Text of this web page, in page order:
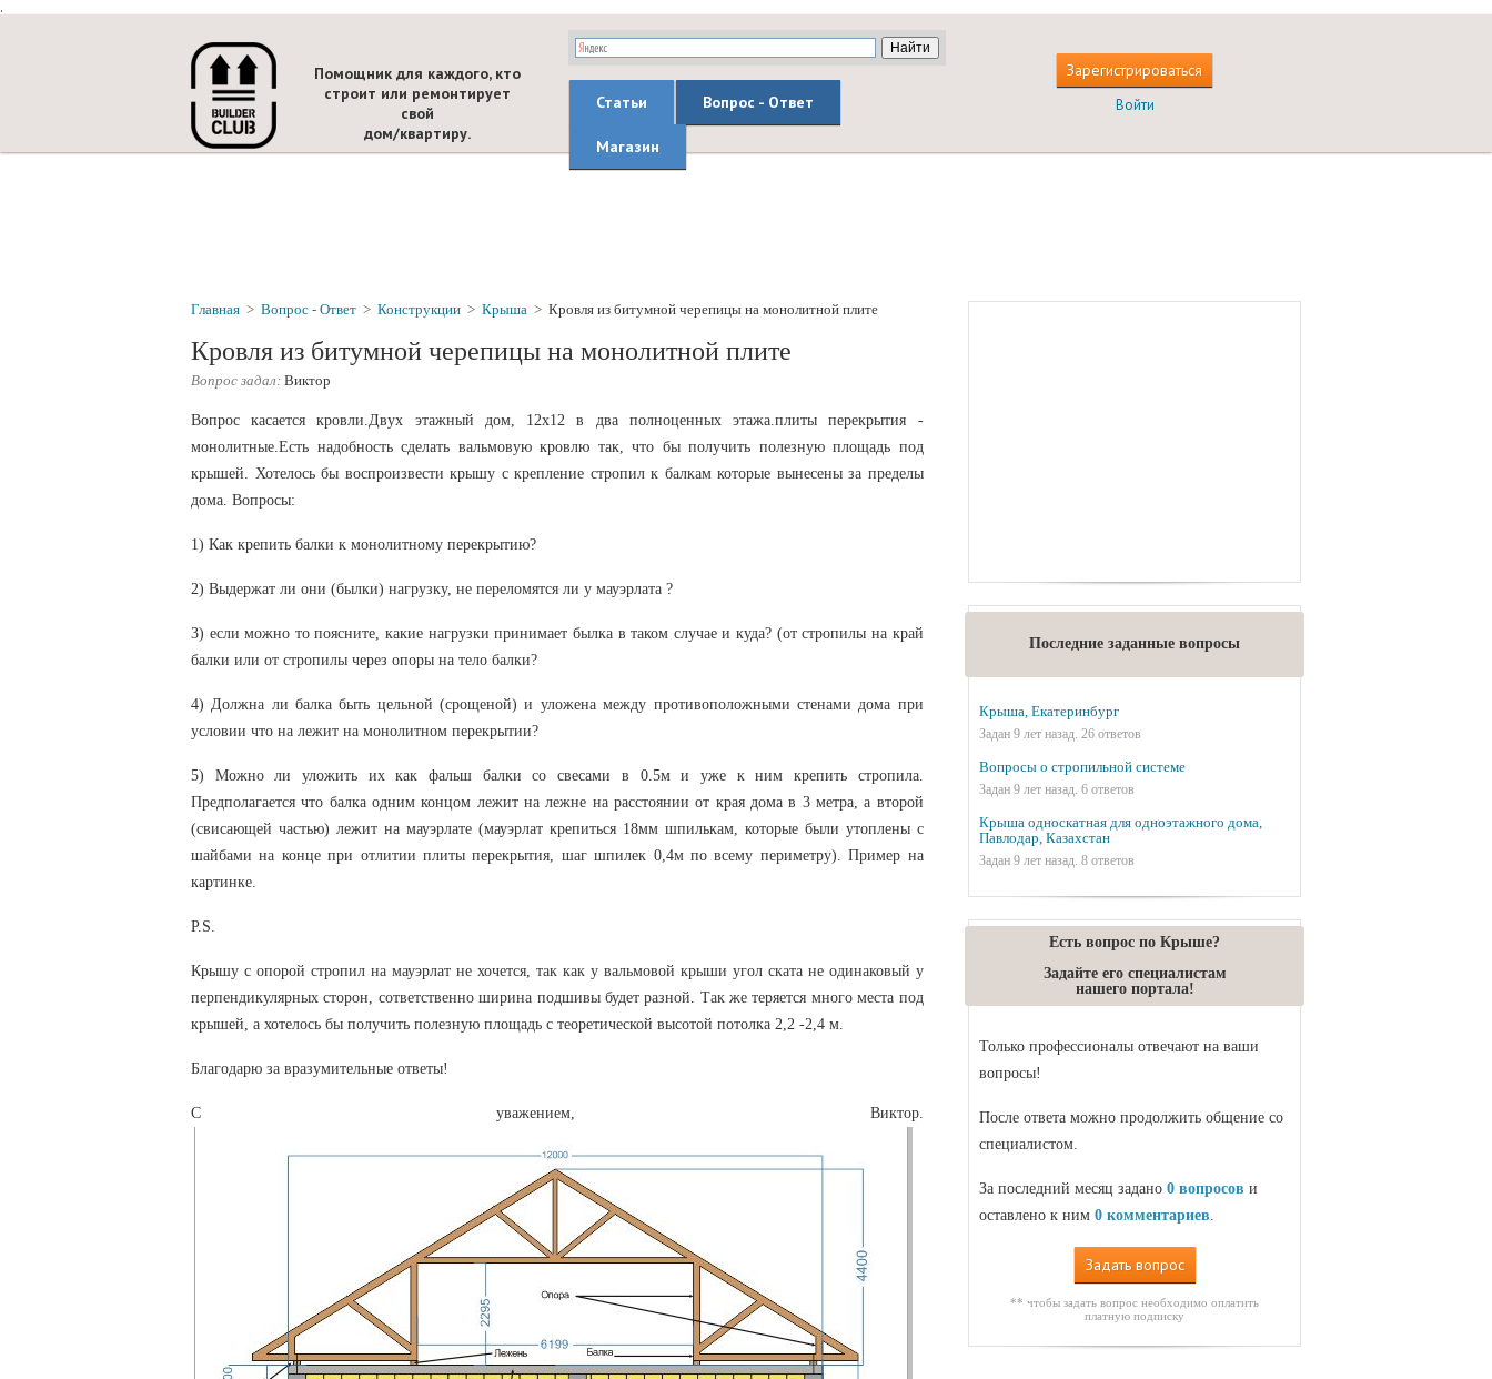
.
Зарегистрироваться
Войти
Помощник для каждого, кто
строит или ремонтирует
свой
дом/квартиру.
Статьи Вопрос - Ответ
Магазин
Последние заданные вопросы
Крыша, Екатеринбург
Задан 9 лет назад. 26 ответов
Вопросы о стропильной системе
Задан 9 лет назад. 6 ответов
Крыша односкатная для одноэтажного дома,
Павлодар, Казахстан
Задан 9 лет назад. 8 ответов
Есть вопрос по Крыше?
Задайте его специалистам
нашего портала!
Только профессионалы отвечают на ваши
вопросы!
После ответа можно продолжить общение со
специалистом.
За последний месяц задано 0 вопросов и
оставлено к ним 0 комментариев
Задать вопрос
** чтобы задать вопрос необходимо оплатить
платную подписку
Главная > Вопрос - Ответ > Конструкции > Крыша > Кровля из битумной черепицы на монолитной плите
Кровля из битумной черепицы на монолитной плите
Вопрос задал: Виктор
Вопрос касается кровли.Двух этажный дом, 12x12 в два полноценных этажа.плиты перекрытия -
монолитные.Есть надобность сделать вальмовую кровлю так, что бы получить полезную площадь под
крышей. Хотелось бы воспроизвести крышу с крепление стропил к балкам которые вынесены за пределы
дома. Вопросы:
1) Как крепить балки к монолитному перекрытию?
2) Выдержат ли они (былки) нагрузку, не переломятся ли у мауэрлата ?
3) если можно то поясните, какие нагрузки принимает былка в таком случае и куда? (от стропилы на край
балки или от стропилы через опоры на тело балки?
4) Должна ли балка быть цельной (срощеной) и уложена между противоположными стенами дома при
условии что на лежит на монолитном перекрытии?
5) Можно ли уложить их как фальш балки со свесами в 0.5м и уже к ним крепить стропила.
Предполагается что балка одним концом лежит на лежне на расстоянии от края дома в 3 метра, а второй
(свисающей частью) лежит на мауэрлате (мауэрлат крепиться 18мм шпилькам, которые были утоплены с
шайбами на конце при отлитии плиты перекрытия, шаг шпилек 0,4м по всему периметру). Пример на
картинке.
P.S.
Крышу с опорой стропил на мауэрлат не хочется, так как у вальмовой крыши угол ската не одинаковый у
перпендикулярных сторон, сответственно ширина подшивы будет разной. Так же теряется много места под
крышей, а хотелось бы получить полезную площадь с теоретической высотой потолка 2,2 -2,4 м.
Благодарю за вразумительные ответы!
С уважением, Виктор.